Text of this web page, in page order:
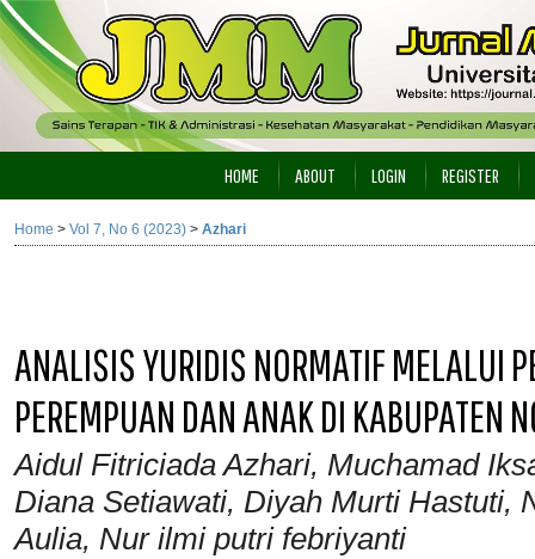
HOME ABOUT LOGIN REGISTER
Home > Vol 7, No 6 (2023) > Azhari
ANALISIS YURIDIS NORMATIF MELALUI
PEREMPUAN DAN ANAK DI KABUPATEN
Aidul Fitriciada Azhari, Muchamad
Diana Setiawati, Diyah Murti Hastuti,
Aulia, Nur ilmi putri febriyanti